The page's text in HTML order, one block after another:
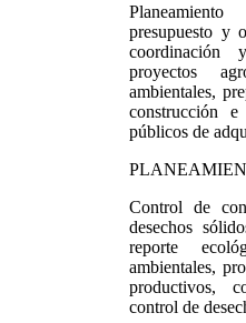
Planeamiento
presupuesto y
proyectos
ambientales,
construcción
públicos de
Control de
desechos
reporte
ambientales,
productivos,
control de